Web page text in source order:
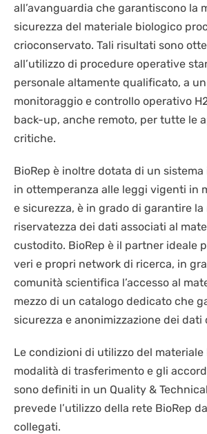
all’avanguardia che garantiscono la
sicurezza del materiale biologico
crioconservato. Tali risultati sono
all’utilizzo di procedure operative
personale altamente qualificato, a
monitoraggio e controllo operativo
back-up, anche remoto, per tutte le
critiche.
BioRep è inoltre dotata di un
in ottemperanza alle leggi vigenti in
e sicurezza, è in grado di garantire la
riservatezza dei dati associati al
custodito. BioRep è il partner ideale
veri e propri network di ricerca, in
comunità scientifica l’accesso al
mezzo di un catalogo dedicato che
sicurezza e anonimizzazione dei dati
Le condizioni di utilizzo del materiale
modalità di trasferimento e gli
sono definiti in un Quality &
prevede l’utilizzo della rete BioRep
collegati.